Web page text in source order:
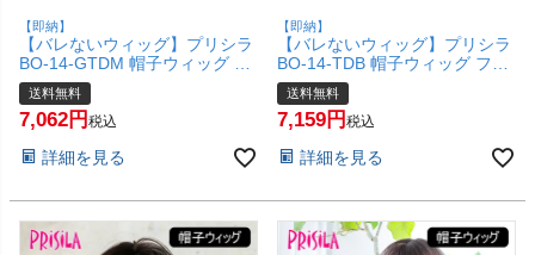
【即納】
【バレないウィッグ】プリシラ
BO-14-GTDM 帽子ウィッグ フ
ィット ラウンドマッシュ #耐熱
グラデデイリーマロン Sサイズ
(約52～56ccm)【ヘアアイロン
料】(6058161)
送料無料
7,062 税込
詳細を見る
【即納】
【バレないウィッグ】プリシラ
BO-14-TDB 帽子ウィッグ フィ
ット ラウンドマッシュ #耐熱ダ
ークブラウン Sサイズ(約52～
56ccm)【ヘアアイロンOK 手洗
(6058160)
送料無料
7,159 税込
詳細を見る